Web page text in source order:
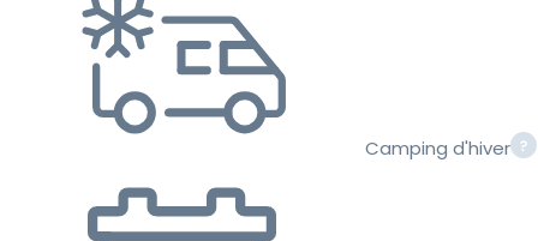
Camping d'hiver